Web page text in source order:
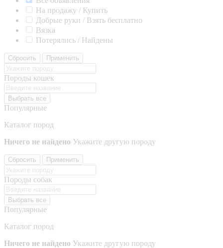
На продажу / Купить
Добрые руки / Взять бесплатно
Вязка
Потерялись / Найдены
Сбросить Применить
Породы кошек
Выбрать все
Популярные
Каталог пород
Ничего не найдено Укажите другую породу
Сбросить Применить
Породы собак
Выбрать все
Популярные
Каталог пород
Ничего не найдено Укажите другую породу